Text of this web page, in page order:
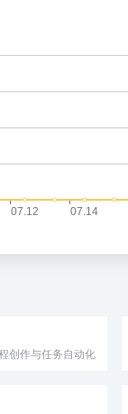
创作与任务自动化